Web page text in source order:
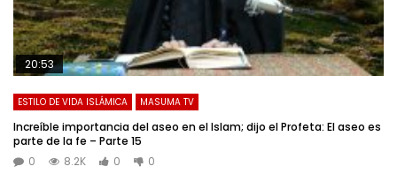
20:53
ESTILO DE VIDA ISLÁMICA MASUMA TV
Increíble importancia del aseo en el Islam; dijo el Profeta: El aseo es
parte de la fe – Parte 15
0
8.2K 0 0